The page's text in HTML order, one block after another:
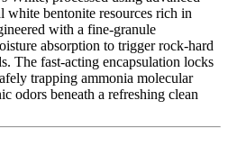
bentonite resources rich in
with a fine-granule
absorption to trigger rock-hard
The fast-acting encapsulation locks
trapping ammonia molecular
odors beneath a refreshing clean